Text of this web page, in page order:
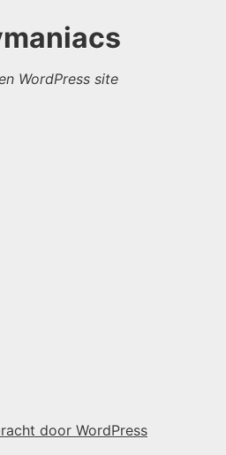
WordPress site
door WordPress